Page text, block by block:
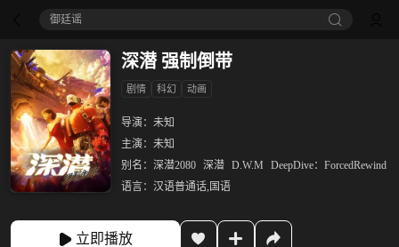
御廷谣‎
深潜 强制倒带
剧情 科幻 动画
导演： 未知
主演： 未知
别名： 深潜2080 深潜 D.W.M
DeepDive：ForcedRewind
语言： 汉语普通话,国语
立即播放